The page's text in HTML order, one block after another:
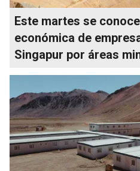
Este martes se
económica de
Singapur por áreas